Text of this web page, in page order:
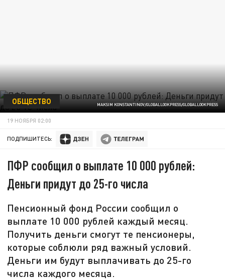
MAKSIM KONSTANTINOV/GLOBALLOOKPRESS/GLOBALLOOKPRESS
ОБЩЕСТВО
19 НОЯБРЯ 02:00
ПОДПИШИТЕСЬ:
ПФР сообщил о выплате 10 000 рублей:
Деньги придут до 25-го числа
Пенсионный фонд России сообщил о
выплате 10 000 рублей каждый месяц.
Получить деньги смогут те пенсионеры,
которые соблюли ряд важный условий.
Деньги им будут выплачивать до 25-го
числа каждого месяца.